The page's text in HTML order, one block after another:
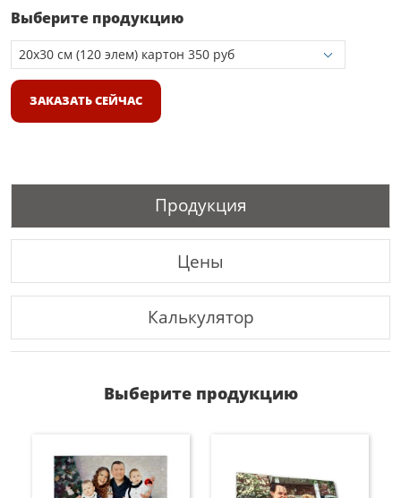
Выберите продукцию
ЗАКАЗАТЬ СЕЙЧАС
Продукция
Цены
Калькулятор
Выберите продукцию